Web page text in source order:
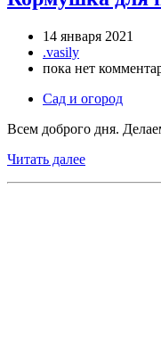
14 января 2021
.vasily
пока нет
Сад и огород
Всем доброго дня.
Читать далее